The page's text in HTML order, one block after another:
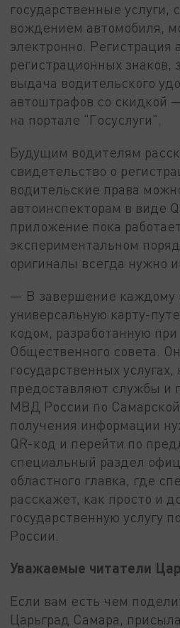
государственные услуги,
вождением автомобиля,
электронно. Регистрация
регистрационных знаков,
выдача водительского
автоштрафов со скидкой
на портале "Госуслуги".
Будущим водителям
свидетельство о
водительские права
автоинспекторам в виде
приложение пока
экспериментальном
оригиналы всегда нужно
— В завершение каждому
универсальную карту-
кодом, разработанную
Общественного совета.
государственных услугах,
предоставляют службы и
МВД России по
получения информации
QR-код и перейти по
специальный раздел
областного главка, где
расскажет, как просто и
государственную услугу
России.
Уважаемые читатели
Если вам есть чем
Царьград Самара,